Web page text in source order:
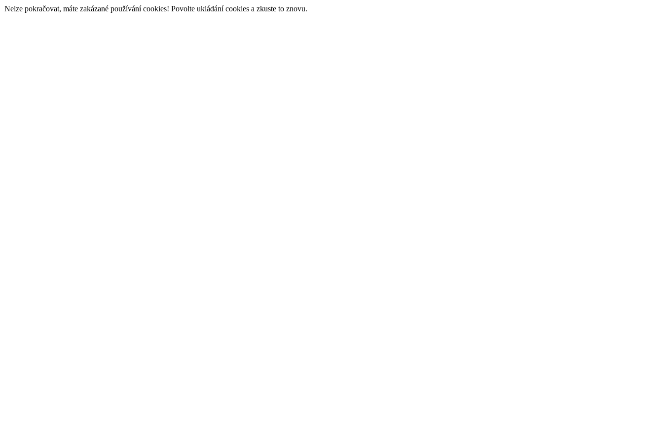
Nelze pokračovat, máte zakázané používání cookies! Povolte ukládání cookies a zkuste to znovu.